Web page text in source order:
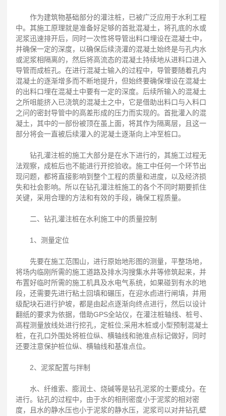
作为建筑物基础部分的灌注桩，已被广泛应用于水利工程
中。其施工原理就是准备好足够的首批混凝土，将孔底的水或
泥浆迅速排开后，同时一次性将导管出料口埋设在混凝士中，
并确保一定的深度，以确保后续浇灌的混凝土始终是与孔内水
或泥浆相隔离的，然后将高流态的混凝土持续地从进料口进入
导管而成桩孔。在进行混凝士输入的过程中，导管要随着孔内
混凝土的逐渐增多而不断地提升，但始终要确保埋设在混凝士
的出料口埋在混凝土中要有一定的深度。后续所输入的混凝土
之所咀能挤入已浇筑的混凝土之中，它是借助出料口与入料口
之问的密封导管中的高差形成的压力而实现的。首批灌入的混
凝土，其中的一部份被顶在虽上面，将其作为隔离层，且这一
部分将会一直被后续灌入的泥凝土逐渐向上冲至桩口。
钻孔灌注桩的施工大部分是在水下进行的，其施工过程无
法观察，成桩后也不能进行开挖验收。施工中任何一个环节出
现问题，都将直接影响到整个工程的质量和进度，以及经济损
失和社会影响。所以在钻孔灌注桩施工的各个不同时期要抓住
关键，采用合理的方法和有效的手段，确保工程质量。
二、钻孔灌注桩在水利施工中的质量控制
1、测量定位
先要在施工范围山，进行原始地形图的测量，平整场地，
将场内临刚所需的施工道路及排水沟搜集水井等修筑起来，并
布置好临时所需的施工机具及水电气系统，如果碰到有水的地
段，还需要先进行粘土回填和碾压，在迎水卣进行闸填，并用
级配块石进行护坡，都是由起点逐渐向终点进行，然后以设计
翻纸的要求为依据，借助GPS全站仪，在灌注桩轴线、桩号、
高程测量放线处进行挖孔，定桩位;采用木桩或小型预制混凝土
桩，在孔口外围处将桩位纵、横轴线和驰准点标记做好，同时
还要注意保护桩位纵、横轴线和基准点位。
2、泥浆配置与拌制
水、纤维索、膨润土、烧碱等是钻孔泥浆的士要成分。在
进行。钻孔的过程中，由于水的相刑密度小于泥浆的相对密
度，且水的静水压也小于泥浆的静水压，泥浆司以对井钻孔壁